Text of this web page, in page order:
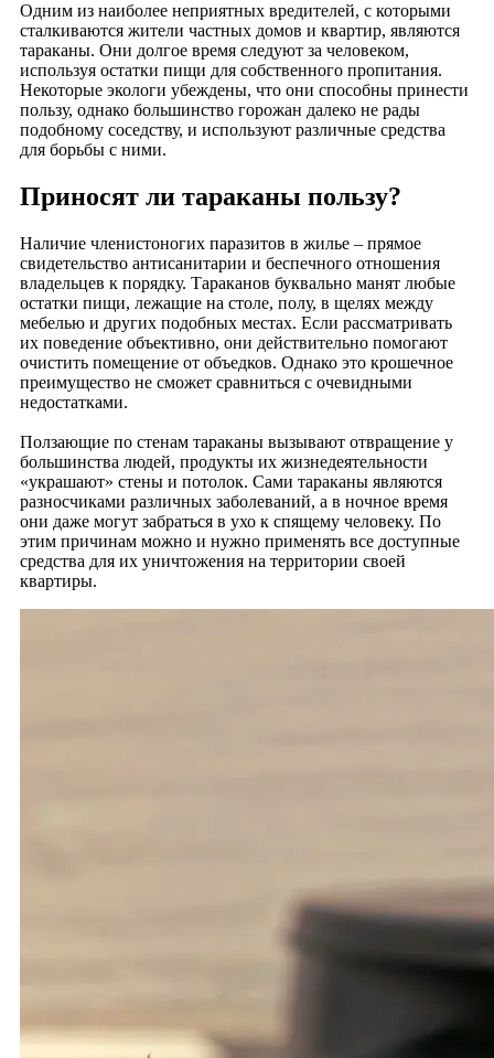
Одним из наиболее неприятных вредителей, с которыми
сталкиваются жители частных домов и квартир, являются
тараканы. Они долгое время следуют за человеком,
используя остатки пищи для собственного пропитания.
Некоторые экологи убеждены, что они способны принести
пользу, однако большинство горожан далеко не рады
подобному соседству, и используют различные средства
для борьбы с ними.
Приносят ли тараканы пользу?
Наличие членистоногих паразитов в жилье – прямое
свидетельство антисанитарии и беспечного отношения
владельцев к порядку. Тараканов буквально манят любые
остатки пищи, лежащие на столе, полу, в щелях между
мебелью и других подобных местах. Если рассматривать
их поведение объективно, они действительно помогают
очистить помещение от объедков. Однако это крошечное
преимущество не сможет сравниться с очевидными
недостатками.
Ползающие по стенам тараканы вызывают отвращение у
большинства людей, продукты их жизнедеятельности
«украшают» стены и потолок. Сами тараканы являются
разносчиками различных заболеваний, а в ночное время
они даже могут забраться в ухо к спящему человеку. По
этим причинам можно и нужно применять все доступные
средства для их уничтожения на территории своей
квартиры.